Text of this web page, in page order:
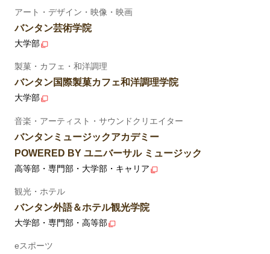
アート・デザイン・映像・映画
バンタン芸術学院
大学部
製菓・カフェ・和洋調理
バンタン国際製菓カフェ和洋調理学院
大学部
音楽・アーティスト・サウンドクリエイター
バンタンミュージックアカデミー
POWERED BY ユニバーサル ミュージック
高等部・専門部・大学部・キャリア
観光・ホテル
バンタン外語＆ホテル観光学院
大学部・専門部・高等部
eスポーツ